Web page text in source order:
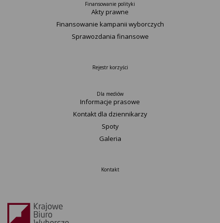
Finansowanie polityki
Akty prawne
Finansowanie kampanii wyborczych
Sprawozdania finansowe
Rejestr korzyści
Dla mediów
Informacje prasowe
Kontakt dla dziennikarzy
Spoty
Galeria
Kontakt